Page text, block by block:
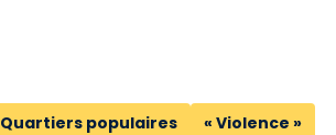
Quartiers populaires « Violence »